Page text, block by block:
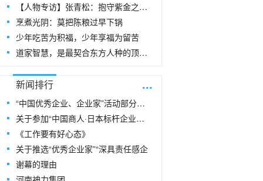
【人物专访】张青松：抱守紫金之阳，在周易
烹煮光阴：莫把陈粮过早下锅
少年吃苦为积福，少年享福为留苦
道家智慧，是最契合东方人种的顶级生命指
新闻排行 ...
“中国优秀企业、企业家”活动部分风采
关于参加“中国商人·日本标杆企业研修
《工作要有好心态》
关于推选“优秀企业家”“深具责任感企
谢幕的理由